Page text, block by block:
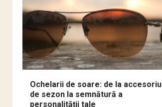
Ochelarii de soare: de la accesoriu
de sezon la semnătură a
personalității tale